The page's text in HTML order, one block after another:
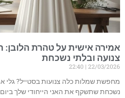
אמירה אישית על טהרת
צנועה ובלתי נשכחת
22/03/2026
מחפשת שמלות כלה צנועות בסטייל? גלי
נשכחת שתשקף את האני הייחודי שלך